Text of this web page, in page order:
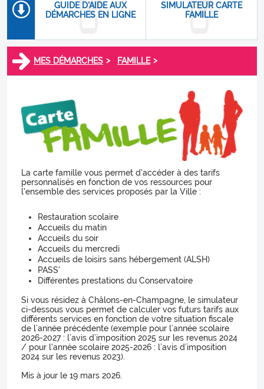
GUIDE D'AIDE AUX
DÉMARCHES EN LIGNE
SIMULATEUR CARTE
FAMILLE
MES DÉMARCHES > FAMILLE >
La carte famille vous permet d'accéder à des tarifs
personnalisés en fonction de vos ressources pour
l'ensemble des services proposés par la Ville :
Restauration scolaire
Accueils du matin
Accueils du soir
Accueils du mercredi
Accueils de loisirs sans hébergement (ALSH)
PASS'
Différentes prestations du Conservatoire
Si vous résidez à Châlons-en-Champagne, le simulateur
ci-dessous vous permet de calculer vos futurs tarifs aux
différents services en fonction de votre situation fiscale
de l’année précédente (exemple pour l’année scolaire
2026-2027 : l’avis d’imposition 2025 sur les revenus 2024
/ pour l'année scolaire 2025-2026 : l’avis d’imposition
2024 sur les revenus 2023).
Mis à jour le 19 mars 2026.